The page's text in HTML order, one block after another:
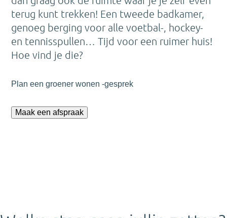
terug kunt trekken! Een tweede badkamer,
genoeg berging voor alle voetbal-, hockey-
en tennisspullen… Tijd voor een ruimer huis!
Hoe vind je die?
Plan eenmet werkkamer -gesprek
Maak een afspraak